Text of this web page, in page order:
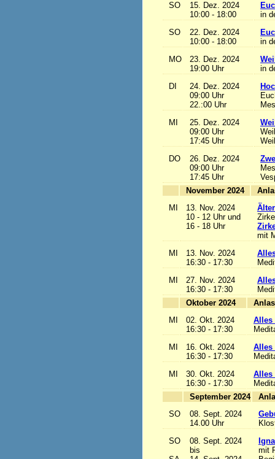
SO
15. Dez. 2024
10:00 - 18:00
in
SO
22. Dez. 2024
10:00 - 18:00
in
MO
23. Dez. 2024
19:00 Uhr
in
DI
24. Dez. 2024
09:00 Uhr
22.:00 Uhr
MI
25. Dez. 2024
09:00 Uhr
17:45 Uhr
DO
26. Dez. 2024
09:00 Uhr
17:45 Uhr
November 2024
MI
13. Nov. 2024
10 - 12 Uhr und
16 - 18 Uhr
mit
MI
13. Nov. 2024
16:30 - 17:30
MI
27. Nov. 2024
16:30 - 17:30
Oktober 2024
MI
02. Okt. 2024
16:30 - 17:30
Alles
MI
16. Okt. 2024
16:30 - 17:30
Alles
MI
30. Okt. 2024
16:30 - 17:30
Alles
September 2024
SO
08. Sept. 2024
14.00 Uhr
SO
08. Sept. 2024
bis
mit